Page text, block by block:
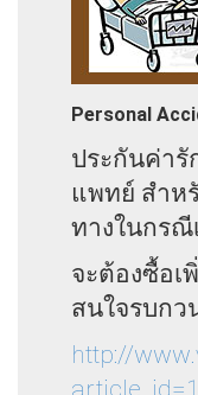
Personal
ประกันค่ารั
แพทย์ สำห
ทางในกรณี
จะต้องซื้อเ
สนใจรบก
http://